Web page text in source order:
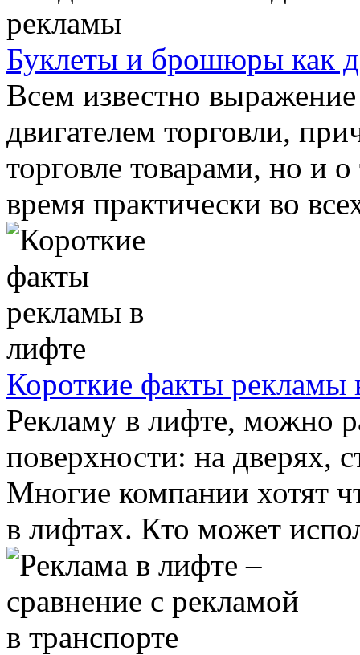
Буклеты и брошюры как
Всем известно
двигателем торговли,
торговле товарами, но и
время практически во
Короткие факты рекламы
Рекламу в лифте, можно
поверхности: на дверях,
Многие компании хотят
в лифтах. Кто может